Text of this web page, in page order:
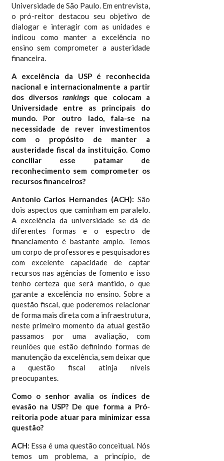
Universidade de São Paulo. Em entrevista,
o pró-reitor destacou seu objetivo de
dialogar e interagir com as unidades e
indicou como manter a excelência no
ensino sem comprometer a austeridade
financeira.
A excelência da USP é reconhecida
nacional e internacionalmente a partir
dos diversosrankings que colocam a
Universidade entre as principais do
mundo. Por outro lado, fala-se na
necessidade de rever investimentos
com o propósito de manter a
austeridade fiscal da instituição. Como
conciliar esse patamar de
reconhecimento sem comprometer os
recursos financeiros?
Antonio Carlos Hernandes (ACH): São
dois aspectos que caminham em paralelo.
A excelência da universidade se dá de
diferentes formas e o espectro de
financiamento é bastante amplo. Temos
um corpo de professores e pesquisadores
com excelente capacidade de captar
recursos nas agências de fomento e isso
tenho certeza que será mantido, o que
garante a excelência no ensino. Sobre a
questão fiscal, que poderemos relacionar
de forma mais direta com a infraestrutura,
neste primeiro momento da atual gestão
passamos por uma avaliação, com
reuniões que estão definindo formas de
manutenção da excelência, sem deixar que
a questão fiscal atinja níveis
preocupantes.
Como o senhor avalia os índices de
evasão na USP? De que forma a Pró-
reitoria pode atuar para minimizar essa
questão?
ACH: Essa é uma questão conceitual. Nós
temos um problema, a princípio, de